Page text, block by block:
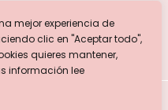
mejor experiencia de
clic en "Aceptar todo",
quieres mantener,
información lee
belleza natural.